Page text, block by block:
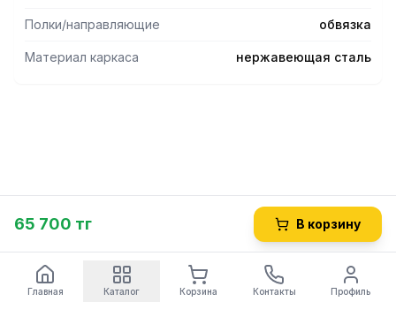
Полки/направляющие обвязка
Материал каркаса нержавеющая сталь
65 700 тг В корзину
Главная Каталог Корзина Контакты Профиль